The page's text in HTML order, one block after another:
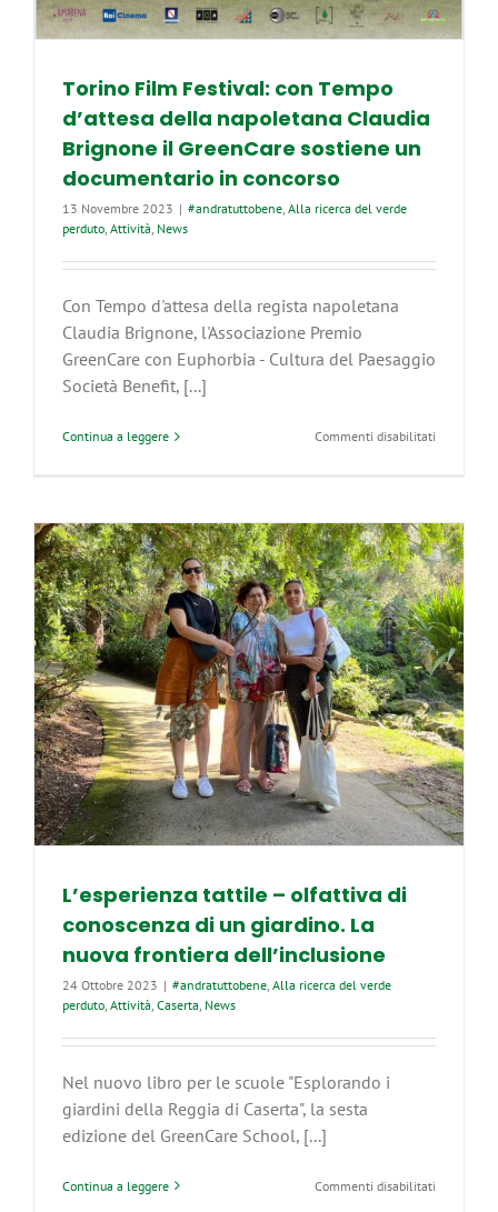
Torino Film Festival: con Tempo
d’attesa della napoletana Claudia
Brignone il GreenCare sostiene un
documentario in concorso
13 Novembre 2023 | #andratuttobene, Alla ricerca del verde
perduto, Attività, News
Con Tempo d'attesa della regista napoletana
Claudia Brignone, l'Associazione Premio
GreenCare con Euphorbia - Cultura del Paesaggio
Società Benefit, [...]
Continua a leggere Commenti disabilitati
Tempo
d’attesa
della
napoletana
Claudia
Brignone
il
GreenCare
sostiene
un
in
concorso
L’esperienza tattile – olfattiva di
conoscenza di un giardino. La
nuova frontiera dell’inclusione
24 Ottobre 2023 | #andratuttobene Alla ricerca del verde
perduto Attività Caserta News
Nel nuovo libro per le scuole "Esplorando i
giardini della Reggia di Caserta", la sesta
edizione del GreenCare School, [...]
Continua a leggere Commenti disabilitati